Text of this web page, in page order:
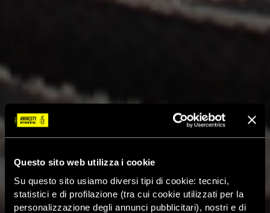
Questo sito web utilizza i cookie
Su questo sito usiamo diversi tipi di cookie: tecnici,
statistici e di profilazione (tra cui cookie utilizzati per la
personalizzazione degli annunci pubblicitari), nostri e di